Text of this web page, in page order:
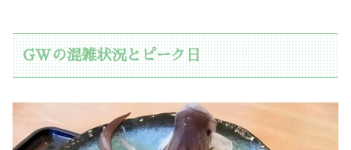
GWの混雑状況とピーク日